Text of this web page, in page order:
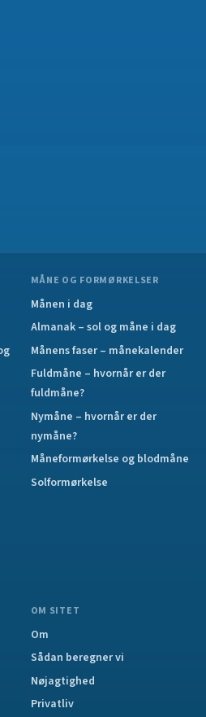
MÅNE OG FORMØRKELSER
Månen i dag
Almanak – sol og måne i dag
Månens faser – månekalender
Fuldmåne – hvornår er der
fuldmåne?
Nymåne – hvornår er der
nymåne?
Måneformørkelse og blodmåne
Solformørkelse
OM SITET
Om
Sådan beregner vi
Nøjagtighed
Privatliv